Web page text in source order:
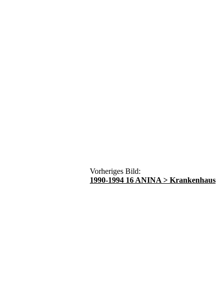
Vorheriges Bild:
1990-1994 16 ANINA > Krankenhaus